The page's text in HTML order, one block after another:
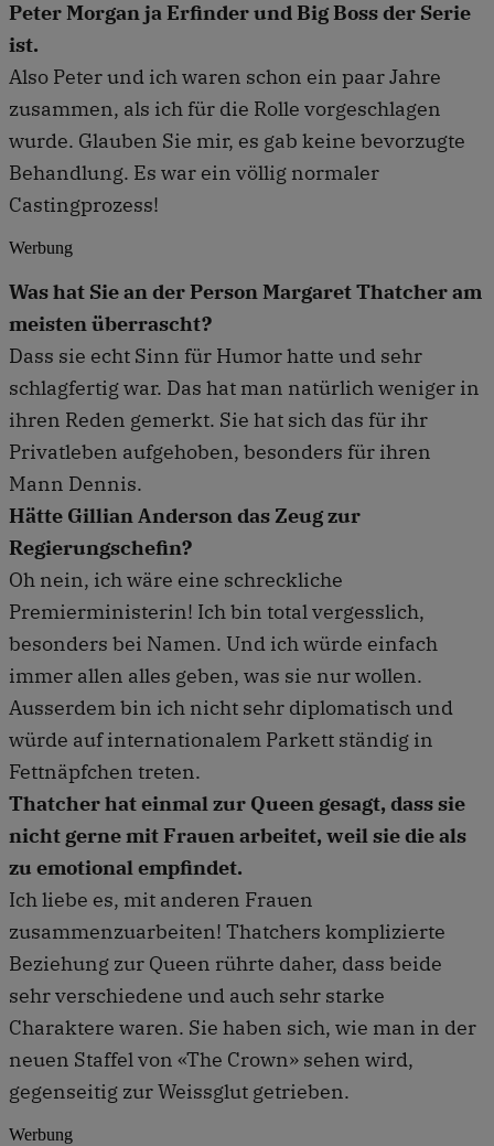
Peter Morgan ja Erfinder und Big Boss der Serie
ist.
Also Peter und ich waren schon ein paar Jahre
zusammen, als ich für die Rolle vorgeschlagen
wurde. Glauben Sie mir, es gab keine bevorzugte
Behandlung. Es war ein völlig normaler
Castingprozess!
Werbung
Was hat Sie an der Person Margaret Thatcher am
meisten überrascht?
Dass sie echt Sinn für Humor hatte und sehr
schlagfertig war. Das hat man natürlich weniger in
ihren Reden gemerkt. Sie hat sich das für ihr
Privatleben aufgehoben, besonders für ihren
Mann Dennis.
Hätte Gillian Anderson das Zeug zur
Regierungschefin?
Oh nein, ich wäre eine schreckliche
Premierministerin! Ich bin total vergesslich,
besonders bei Namen. Und ich würde einfach
immer allen alles geben, was sie nur wollen.
Ausserdem bin ich nicht sehr diplomatisch und
würde auf internationalem Parkett ständig in
Fettnäpfchen treten.
Thatcher hat einmal zur Queen gesagt, dass sie
nicht gerne mit Frauen arbeitet, weil sie die als
zu emotional empfindet.
Ich liebe es, mit anderen Frauen
zusammenzuarbeiten! Thatchers komplizierte
Beziehung zur Queen rührte daher, dass beide
sehr verschiedene und auch sehr starke
Charaktere waren. Sie haben sich, wie man in der
neuen Staffel von «The Crown» sehen wird,
gegenseitig zur Weissglut getrieben.
Werbung